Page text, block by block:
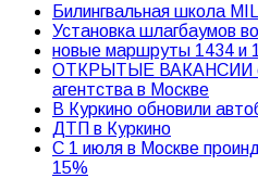
Билингвальная школа
Установка шлагбаумов
новые маршруты 1434 и
ОТКРЫТЫЕ ВАКАНСИИ
агентства в Москве
В Куркино обновили
ДТП в Куркино
С 1 июля в Москве
15%